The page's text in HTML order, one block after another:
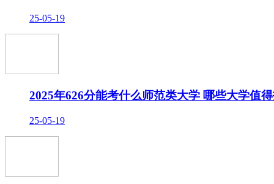
25-05-19
2025年626分能考什么师范类大学 哪些大学值
25-05-19